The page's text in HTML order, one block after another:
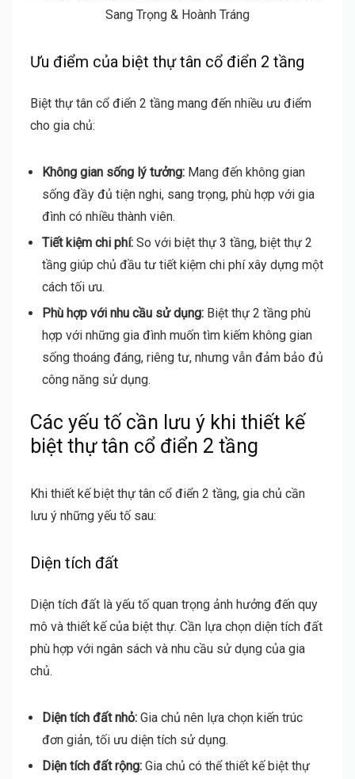
Ưu điểm của biệt thự tân cổ điển 2 tầng
Biệt thự tân cổ điển 2 tầng mang đến nhiều ưu điểm
cho gia chủ:
Không gian sống lý tưởng:Mang đến không gian
sống đầy đủ tiện nghi, sang trọng, phù hợp với gia
đình có nhiều thành viên.
Tiết kiệm chi phí:So với biệt thự 3 tầng, biệt thự 2
tầng giúp chủ đầu tư tiết kiệm chi phí xây dựng một
cách tối ưu.
Phù hợp với nhu cầu sử dụng:Biệt thự 2 tầng phù
hợp với những gia đình muốn tìm kiếm không gian
sống thoáng đáng, riêng tư, nhưng vẫn đảm bảo đủ
công năng sử dụng.
Các yếu tố cần lưu ý khi thiết kế
biệt thự tân cổ điển 2 tầng
Khi thiết kế biệt thự tân cổ điển 2 tầng, gia chủ cần
lưu ý những yếu tố sau:
Diện tích đất
Diện tích đất là yếu tố quan trọng ảnh hưởng đến quy
mô và thiết kế của biệt thự. Cần lựa chọn diện tích đất
phù hợp với ngân sách và nhu cầu sử dụng của gia
chủ.
Diện tích đất nhỏ:Gia chủ nên lựa chọn kiến trúc
đơn giản, tối ưu diện tích sử dụng.
Diện tích đất rộng:Gia chủ có thể thiết kế biệt thự